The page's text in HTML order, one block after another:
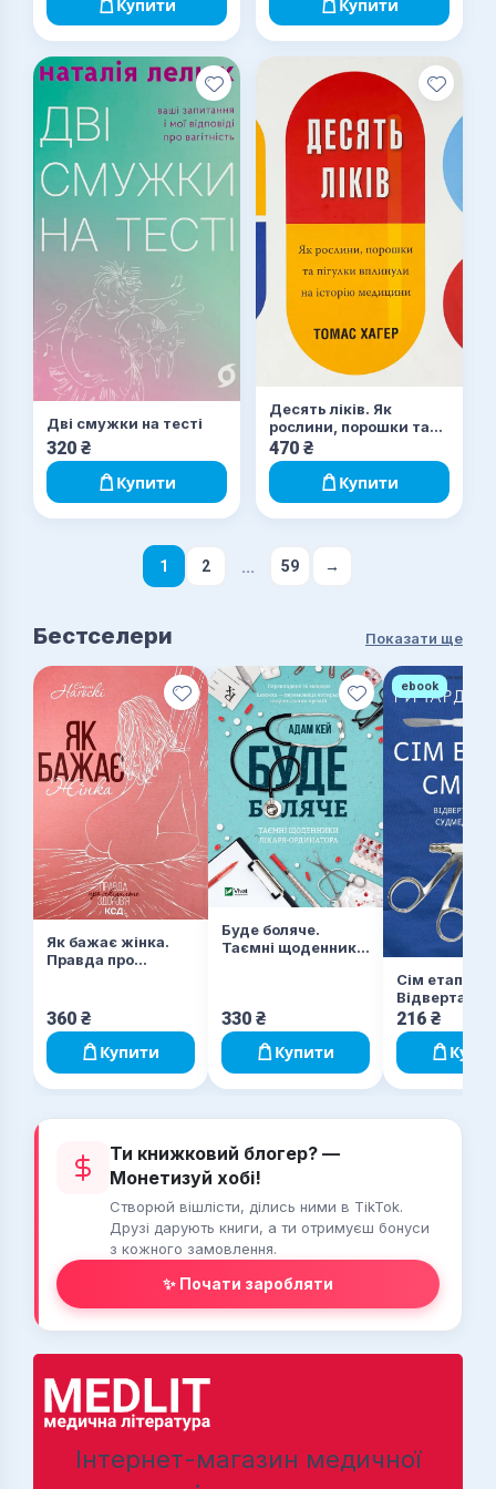
Купити Купити
Дві смужки на тесті
320 ₴
Купити
Десять ліків. Як
рослини, порошки та
пігулки вплинули на
історію медицини
470 ₴
Купити
1 2 ... 59 →
Бестселери Показати ще
Як бажає жінка.
Правда про
360 ₴
Купити
Буде боляче.
Таємні щоденники
330 ₴
Купити
ebook
Сім етапів
Відверта
216 ₴
Ти книжковий блогер? —
Монетизуй хобі!
Створюй вішлісти, ділись ними в TikTok.
Друзі дарують книги, а ти отримуєш бонуси
з кожного замовлення.
✨ Почати заробляти
Інтернет-магазин медичної